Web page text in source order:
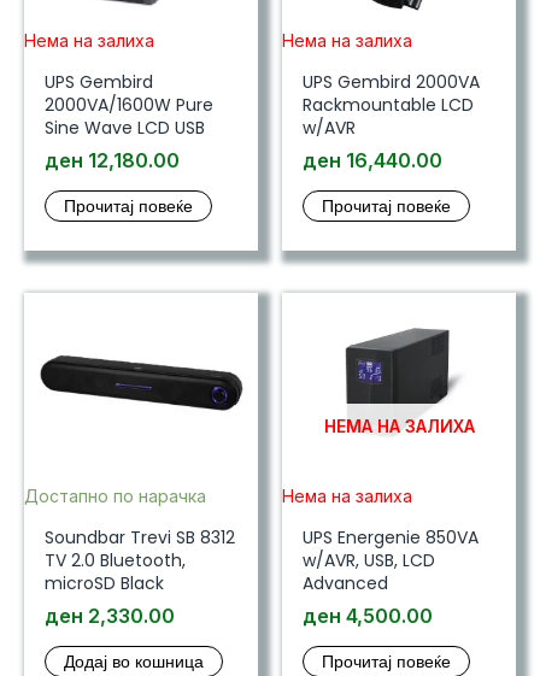
Нема на залиха
UPS Gembird
2000VA/1600W Pure
Sine Wave LCD USB
ден 12,180.00
Прочитај повеќе
Нема на залиха
UPS Gembird 2000VA
Rackmountable LCD
w/AVR
ден 16,440.00
Прочитај повеќе
Достапно по нарачка
Soundbar Trevi SB 8312
TV 2.0 Bluetooth,
microSD Black
ден 2,330.00
Додај во кошница
НЕМА НА ЗАЛИХА
Нема на залиха
UPS Energenie 850VA
w/AVR, USB, LCD
Advanced
ден 4,500.00
Прочитај повеќе